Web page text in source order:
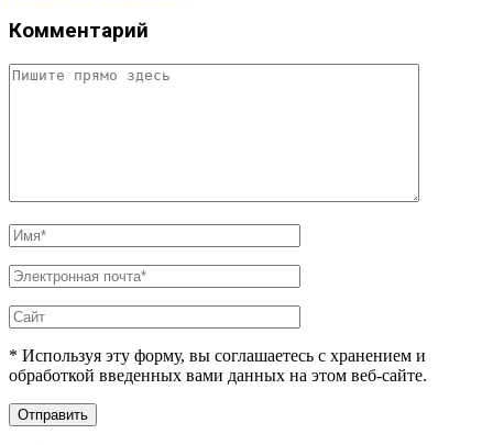
Комментарий
* Используя эту форму, вы соглашаетесь с хранением и
обработкой введенных вами данных на этом веб-сайте.